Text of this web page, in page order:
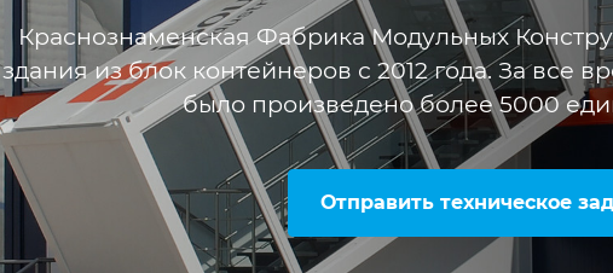
Краснознаменская Фабрика Модульных
здания из блок контейнеров с 2012 года. За все
было произведено более 5000
Отправить техническое